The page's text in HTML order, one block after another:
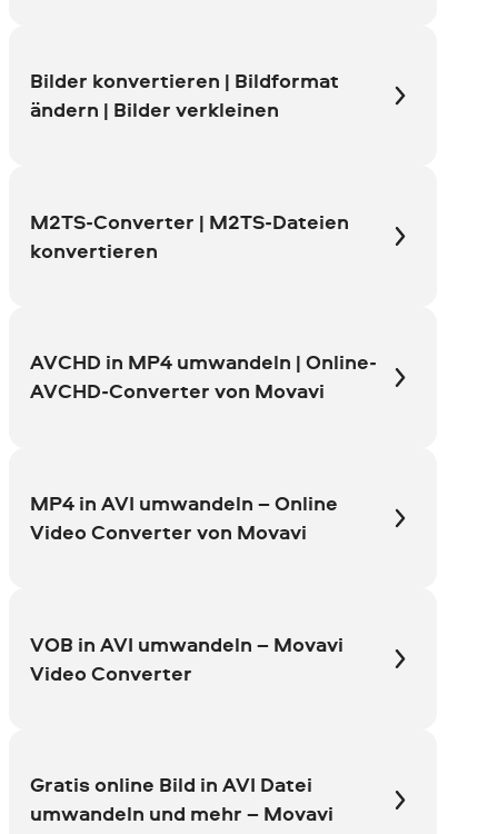
Bilder konvertieren | Bildformat
ändern | Bilder verkleinen
M2TS-Converter | M2TS-Dateien
konvertieren
AVCHD in MP4 umwandeln | Online-
AVCHD-Converter von Movavi
MP4 in AVI umwandeln – Online
Video Converter von Movavi
VOB in AVI umwandeln – Movavi
Video Converter
Gratis online Bild in AVI Datei
umwandeln und mehr – Movavi